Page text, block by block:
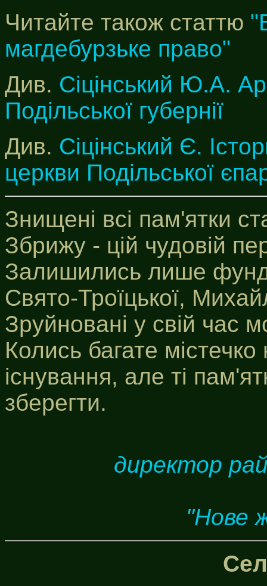
Читайте також статтю
магдебурзьке право"
Див. Сіцінський Ю.А.
Подільської губернії
Див. Сіцінський Є.
церкви Подільської
Знищені всі пам'ятки
Збрижу - цій чудовій
Залишились лише
Свято-Троїцької,
Зруйновані у свій час
Колись багате
існування, але ті
зберегти.
директор
"Нове